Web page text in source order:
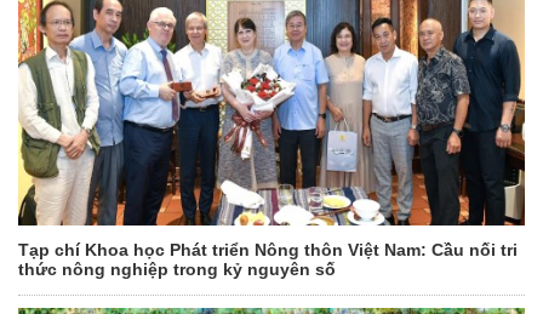
Tạp chí Khoa học Phát triển Nông thôn Việt Nam: Cầu nối tri
thức nông nghiệp trong kỷ nguyên số